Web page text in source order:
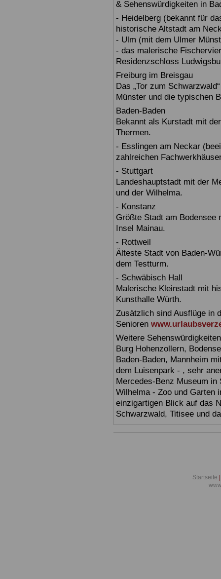
& Sehenswürdigkeiten in
- Heidelberg (bekannt für
historische Altstadt am
- Ulm (mit dem Ulmer
- das malerische
Residenzschloss
Freiburg im Breisgau
Das „Tor zum
Münster und die typischen
Baden-Baden
Bekannt als Kurstadt mit
Thermen.
- Esslingen am Neckar
zahlreichen
- Stuttgart
Landeshauptstadt mit der
und der Wilhelma.
- Konstanz
Größte Stadt am Bodensee
Insel Mainau.
- Rottweil
Älteste Stadt von Baden-
dem Testturm.
- Schwäbisch Hall
Malerische Kleinstadt mit
Kunsthalle Würth.
Zusätzlich sind Ausflüge in
Senioren
Weitere
Burg Hohenzollern,
Baden-Baden, Mannheim
dem Luisenpark - , sehr
Mercedes-Benz Museum
Wilhelma - Zoo und Garten
einzigartigen Blick auf das
Schwarzwald, Titisee und
Startseite